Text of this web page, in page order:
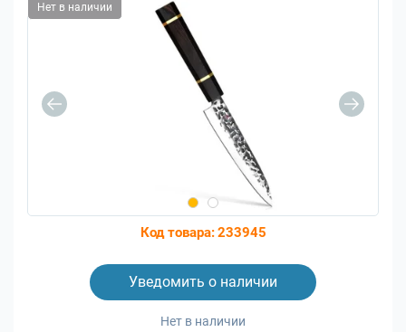
Нет в наличии
Код товара:233945
Нет в наличии
Уведомить о наличии